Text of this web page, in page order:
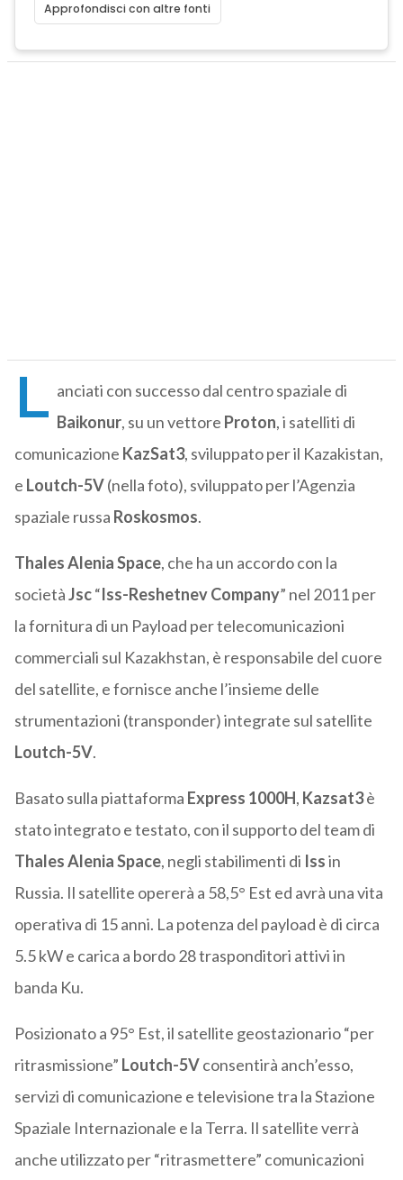
Approfondisci con altre fonti
L anciati con successo dal centro spaziale di
Baikonur, su un vettore Proton, i satelliti di
comunicazione KazSat3, sviluppato per il Kazakistan,
e Loutch-5V(nella foto), sviluppato per l’Agenzia
spaziale russa Roskosmos.
Thales Alenia Space, che ha un accordo con la
societàJsc“Iss-Reshetnev Company” nel 2011 per
la fornitura di un Payload per telecomunicazioni
commerciali sul Kazakhstan, è responsabile del cuore
del satellite, e fornisce anche l’insieme delle
strumentazioni (transponder) integrate sul satellite
Loutch-5V.
Basato sulla piattaforma Express 1000H, Kazsat3è
stato integrato e testato, con il supporto del team di
Thales Alenia Space, negli stabilimenti di Issin
Russia. Il satellite opererà a 58,5° Est ed avrà una vita
operativa di 15 anni. La potenza del payload è di circa
5.5 kW e carica a bordo 28 trasponditori attivi in
banda Ku.
Posizionato a 95° Est, il satellite geostazionario “per
ritrasmissione” Loutch-5Vconsentirà anch’esso,
servizi di comunicazione e televisione tra la Stazione
Spaziale Internazionale e la Terra. Il satellite verrà
anche utilizzato per “ritrasmettere” comunicazioni